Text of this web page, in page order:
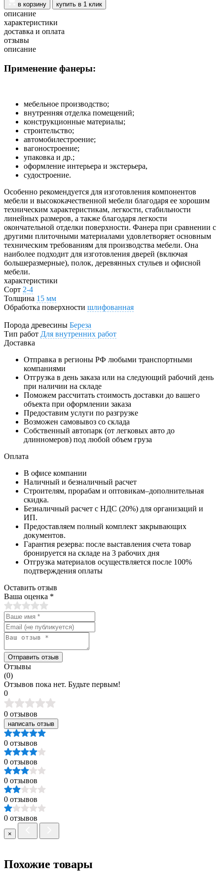
в корзину
купить в 1 клик
описание
характеристики
доставка и оплата
отзывы
описание
Применение фанеры:
мебельное производство;
внутренняя отделка помещений;
конструкционные материалы;
строительство;
автомобилестроение;
вагоностроение;
упаковка и др.;
оформление интерьера и экстерьера,
судостроение.
Особенно рекомендуется для изготовления компонентов
мебели и высококачественной мебели благодаря ее хорошим
техническим характеристикам, легкости, стабильности
линейных размеров, а также благодаря легкости
окончательной отделки поверхности. Фанера при сравнении с
другими плиточными материалами удовлетворяет основным
техническим требованиям для производства мебели. Она
наиболее подходит для изготовления дверей (включая
большеразмерные), полок, деревянных стульев и офисной
мебели.
характеристики
Сорт 2-4
Толщина 15 мм
Обработка поверхности шлифованная
Порода древесины Береза
Тип работ Для внутренних работ
Доставка
Отправка в регионы РФ любыми транспортными
компаниями
Отгрузка в день заказа или на следующий рабочий день
при наличии на складе
Поможем рассчитать стоимость доставки до вашего
объекта при оформлении заказа
Предоставим услуги по разгрузке
Возможен самовывоз со склада
Собственный автопарк (от легковых авто до
длинномеров) под любой объем груза
Оплата
В офисе компании
Наличный и безналичный расчет
Строителям, прорабам и оптовикам–дополнительная
скидка.
Безналичный расчет с НДС (20%) для организаций и
ИП.
Предоставляем полный комплект закрывающих
документов.
Гарантия резерва: после выставления счета товар
бронируется на складе на 3 рабочих дня
Отгрузка материалов осуществляется после 100%
подтверждения оплаты
Оставить отзыв
Ваша оценка *
Отправить отзыв
Отзывы
(0)
Отзывов пока нет. Будьте первым!
0
0 отзывов
написать отзыв
0 отзывов
0 отзывов
0 отзывов
0 отзывов
0 отзывов
×
Похожие товары